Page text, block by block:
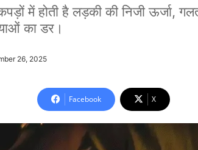
में होती है लड़की की निजी ऊर्जा,
का डर।
26, 2025
Facebook X